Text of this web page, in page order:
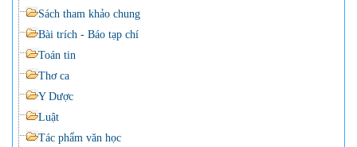
Sách tham khảo chung
Bài trích - Báo tạp chí
Toán tin
Thơ ca
Y Dược
Luật
Tác phẩm văn học